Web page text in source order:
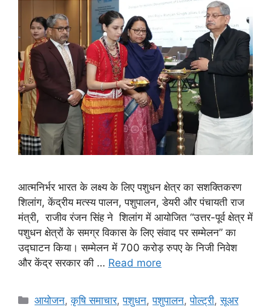
आत्मनिर्भर भारत के लक्ष्य के लिए पशुधन क्षेत्र का सशक्तिकरण
शिलांग, केंद्रीय मत्स्य पालन, पशुपालन, डेयरी और पंचायती राज
मंत्री, राजीव रंजन सिंह ने शिलांग में आयोजित “उत्तर-पूर्व क्षेत्र में
पशुधन क्षेत्रों के समग्र विकास के लिए संवाद पर सम्मेलन” का
उद्घाटन किया। सम्मेलन में 700 करोड़ रुपए के निजी निवेश
और केंद्र सरकार की … Read more
आयोजन,कृषि समाचार,पशुधन,पशुपालन,पोल्ट्री,सूअर